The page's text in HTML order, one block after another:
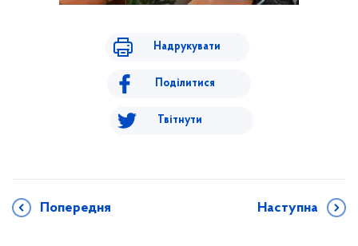
Надрукувати
Поділитися
Твітнути
Попередня Наступна